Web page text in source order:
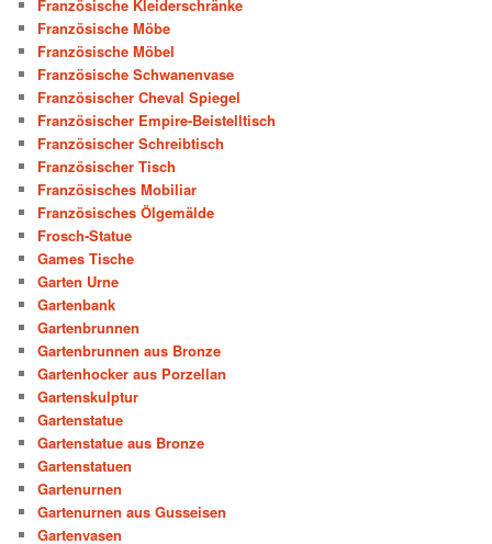
Französische Kleiderschränke
Französische Möbe
Französische Möbel
Französische Schwanenvase
Französischer Cheval Spiegel
Französischer Empire-Beistelltisch
Französischer Schreibtisch
Französischer Tisch
Französisches Mobiliar
Französisches Ölgemälde
Frosch-Statue
Games Tische
Garten Urne
Gartenbank
Gartenbrunnen
Gartenbrunnen aus Bronze
Gartenhocker aus Porzellan
Gartenskulptur
Gartenstatue
Gartenstatue aus Bronze
Gartenstatuen
Gartenurnen
Gartenurnen aus Gusseisen
Gartenvasen